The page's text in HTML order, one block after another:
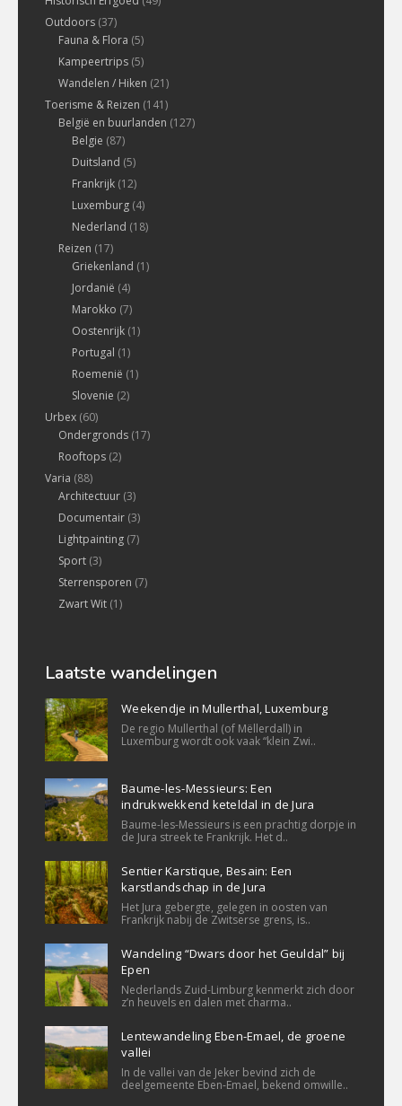
Outdoors (37)
Fauna & Flora (5)
Kampeertrips (5)
Wandelen / Hiken (21)
Toerisme & Reizen (141)
België en buurlanden (127)
Belgie (87)
Duitsland (5)
Frankrijk (12)
Luxemburg (4)
Nederland (18)
Reizen (17)
Griekenland (1)
Jordanië (4)
Marokko (7)
Oostenrijk (1)
Portugal (1)
Roemenië (1)
Slovenie (2)
Urbex (60)
Ondergronds (17)
Rooftops (2)
Varia (88)
Architectuur (3)
Documentair (3)
Lightpainting (7)
Sport (3)
Sterrensporen (7)
Zwart Wit (1)
Laatste wandelingen
Weekendje in Mullerthal, Luxemburg
De regio Mullerthal (of Mëllerdall) in
Luxemburg wordt ook vaak “klein Zwi..
Baume-les-Messieurs: Een
indrukwekkend keteldal in de Jura
Baume-les-Messieurs is een prachtig dorpje in
de Jura streek te Frankrijk. Het d..
Sentier Karstique, Besain: Een
karstlandschap in de Jura
Het Jura gebergte, gelegen in oosten van
Frankrijk nabij de Zwitserse grens, is..
Wandeling “Dwars door het Geuldal” bij
Epen
Nederlands Zuid-Limburg kenmerkt zich door
z’n heuvels en dalen met charma..
Lentewandeling Eben-Emael, de groene
vallei
In de vallei van de Jeker bevind zich de
deelgemeente Eben-Emael, bekend omwille..